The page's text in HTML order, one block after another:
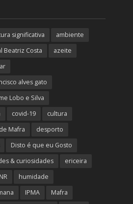
significativa
ambiente
Beatriz Costa
azeite
alves gato
Lobo e Silva
covid-19
cultura
Mafra
desporto
Disto é que eu Gosto
& curiosidades
ericeira
humidade
IPMA Mafra